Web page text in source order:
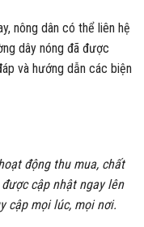
nông dân có thể liên hệ
dây nóng đã được
và hướng dẫn các biện
động thu mua, chất
cập nhật ngay lên
cập mọi lúc, mọi nơi.